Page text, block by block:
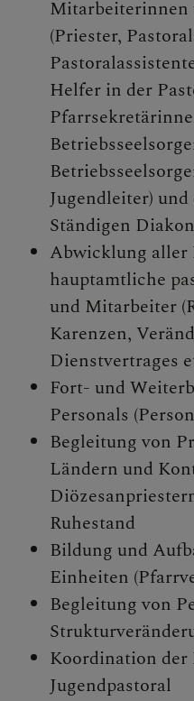
FRAGEN
GLAUBEN
ERLEBEN
Bischof
(Priester,
Helfer in der
Jugendleiter)
Ständigen
Abwicklung aller
hauptamtliche
und Mitarbeiter
Karenzen,
Dienstvertrages
Fort- und
Personals
Begleitung von
Ländern und
Ruhestand
Bildung und
Einheiten
Begleitung von
Koordination der
Jugendpastoral